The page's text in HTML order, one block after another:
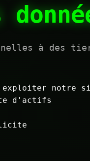
à des
notre
d'actifs